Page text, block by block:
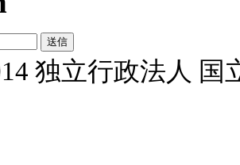
独立行政法人 国